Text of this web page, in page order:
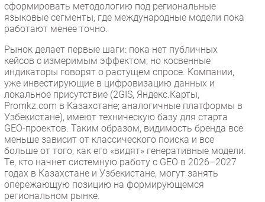
сформировать методологию под региональные
языковые сегменты, где международные модели пока
работают менее точно.
Рынок делает первые шаги: пока нет публичных
кейсов с измеримым эффектом, но косвенные
индикаторы говорят о растущем спросе. Компании,
уже инвестирующие в цифровизацию данных и
локальное присутствие (2GIS, Яндекс.Карты,
Promkz.com в Казахстане; аналогичные платформы в
Узбекистане), имеют техническую базу для старта
GEO-проектов. Таким образом, видимость бренда все
меньше зависит от классического поиска и все
больше от того, как его «видят» генеративные модели.
Те, кто начнет системную работу с GEO в 2026–2027
годах в Казахстане и Узбекистане, могут занять
опережающую позицию на формирующемся
региональном рынке.